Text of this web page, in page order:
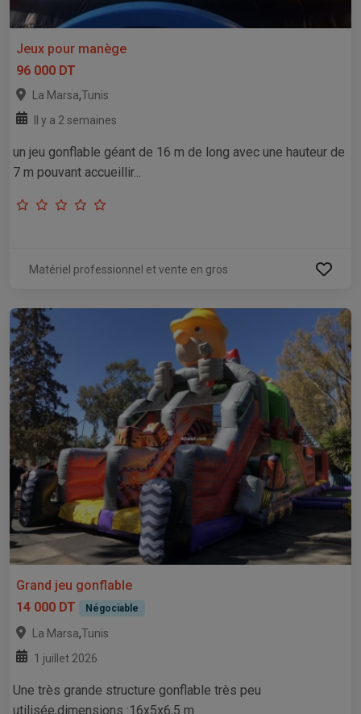
Jeux pour manège
96 000 DT
La Marsa,Tunis
Il y a 2 semaines
un jeu gonflable géant de 16 m de long avec une hauteur de
7 m pouvant accueillir...
Matériel professionnel et vente en gros
Grand jeu gonflable
14 000 DT
Négociable
La Marsa,Tunis
1 juillet 2026
Une très grande structure gonflable très peu
utilisée,dimensions :16x5x6,5 m